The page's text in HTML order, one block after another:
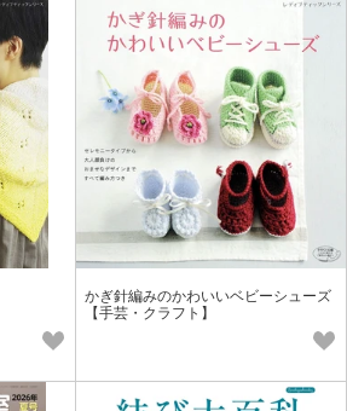
かぎ針編みのかわいいベビーシューズ
【手芸・クラフト】